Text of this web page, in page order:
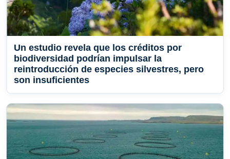
Un estudio revela que los créditos por
biodiversidad podrían impulsar la
reintroducción de especies silvestres, pero
son insuficientes